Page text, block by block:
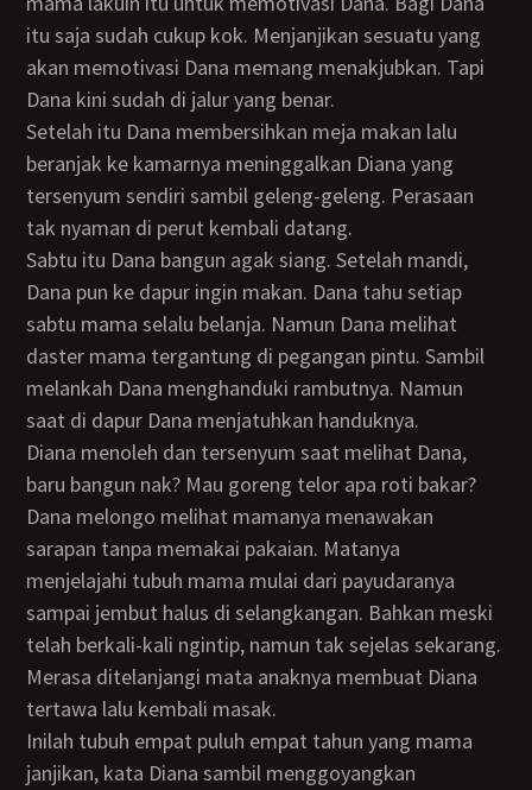
itu saja sudah cukup kok. Menjanjikan sesuatu yang
akan memotivasi Dana memang menakjubkan. Tapi
Dana kini sudah di jalur yang benar.
Setelah itu Dana membersihkan meja makan lalu
beranjak ke kamarnya meninggalkan Diana yang
tersenyum sendiri sambil geleng-geleng. Perasaan
tak nyaman di perut kembali datang.
Sabtu itu Dana bangun agak siang. Setelah mandi,
Dana pun ke dapur ingin makan. Dana tahu setiap
sabtu mama selalu belanja. Namun Dana melihat
daster mama tergantung di pegangan pintu. Sambil
melankah Dana menghanduki rambutnya. Namun
saat di dapur Dana menjatuhkan handuknya.
Diana menoleh dan tersenyum saat melihat Dana,
baru bangun nak? Mau goreng telor apa roti bakar?
Dana melongo melihat mamanya menawakan
sarapan tanpa memakai pakaian. Matanya
menjelajahi tubuh mama mulai dari payudaranya
sampai jembut halus di selangkangan. Bahkan meski
telah berkali-kali ngintip, namun tak sejelas sekarang.
Merasa ditelanjangi mata anaknya membuat Diana
tertawa lalu kembali masak.
Inilah tubuh empat puluh empat tahun yang mama
janjikan, kata Diana sambil menggoyangkan